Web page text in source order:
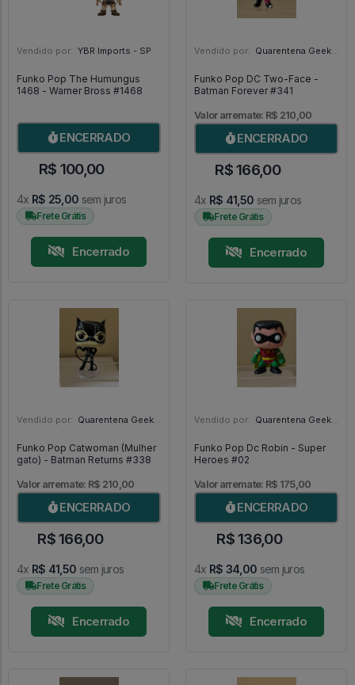
Vendido por: YBR Imports - SP
Funko Pop The Humungus
1468 - Warner Bross #1468
ENCERRADO
R$ 100,00
4x R$ 25,00 sem juros
Frete Grátis
Encerrado
Vendido por: Quarentena Geek Store - SP
Funko Pop DC Two-Face -
Batman Forever #341
Valor arremate: R$ 210,00
ENCERRADO
R$ 166,00
4x R$ 41,50 sem juros
Frete Grátis
Encerrado
Vendido por: Quarentena Geek Store - SP
Funko Pop Catwoman (Mulher
gato) - Batman Returns #338
Valor arremate: R$ 210,00
ENCERRADO
R$ 166,00
4x R$ 41,50 sem juros
Frete Grátis
Encerrado
Vendido por: Quarentena Geek Store - SP
Funko Pop Dc Robin - Super
Heroes #02
Valor arremate: R$ 175,00
ENCERRADO
R$ 136,00
4x R$ 34,00 sem juros
Frete Grátis
Encerrado